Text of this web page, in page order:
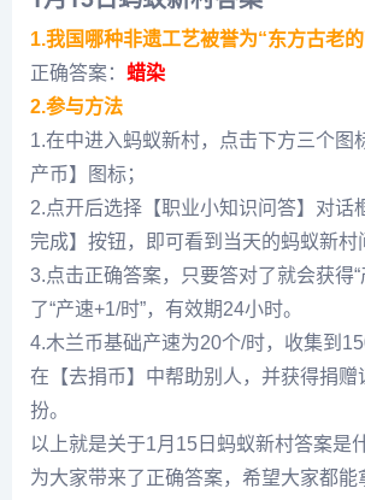
1.我国哪种非遗工艺被誉为“东方古老
正确答案： 蜡染
2.参与方法
1.在中进入蚂蚁新村，点击下方三个图
产币】图标；
2.点开后选择【职业小知识问答】对话
完成】按钮，即可看到当天的蚂蚁新村
3.点击正确答案，只要答对了就会获得“
了“产速+1/时”，有效期24小时。
4.木兰币基础产速为20个/时，收集到
在【去捐币】中帮助别人，并获得捐赠
扮。
以上就是关于1月15日蚂蚁新村答案是
为大家带来了正确答案，希望大家都能